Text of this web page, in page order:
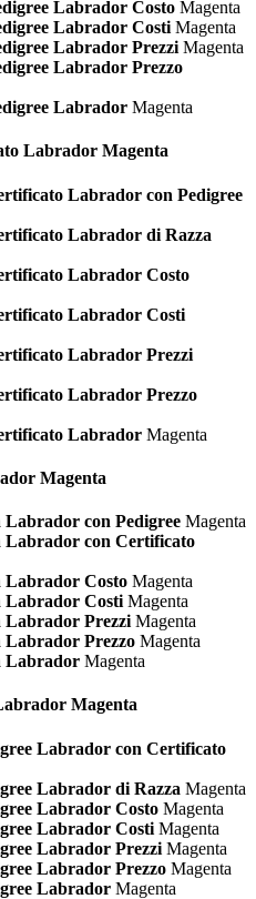
Labrador Costo Magenta
Labrador Costi Magenta
Labrador Prezzi Magenta
Labrador Prezzo
Labrador Magenta
Labrador Magenta
Labrador con Pedigree
Labrador di Razza
Labrador Costo
Labrador Costi
Labrador Prezzi
Labrador Prezzo
Labrador Magenta
Magenta
con Pedigree Magenta
Labrador con Certificato
Labrador Costo Magenta
Labrador Costi Magenta
Labrador Prezzi Magenta
Labrador Prezzo Magenta
Labrador Magenta
Magenta
Labrador con Certificato
Labrador di Razza Magenta
Labrador Costo Magenta
Labrador Costi Magenta
Labrador Prezzi Magenta
Labrador Prezzo Magenta
Labrador Magenta